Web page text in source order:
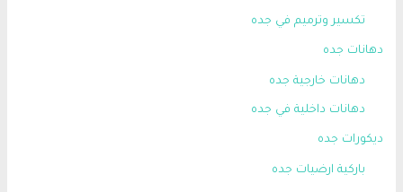
تكسير وترميم في جده
دهانات جده
دهانات خارجية جده
دهانات داخلية في جده
ديكورات جده
باركية ارضيات جده